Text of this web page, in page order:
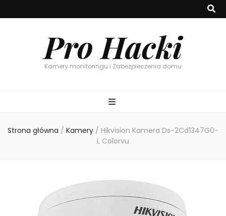
Pro Hacki
Kamery monitoringu i Zabezpieczenia domu
Strona główna / Kamery / Hikvision Kamera Ds-2Cd1347G0-
L Colorvu